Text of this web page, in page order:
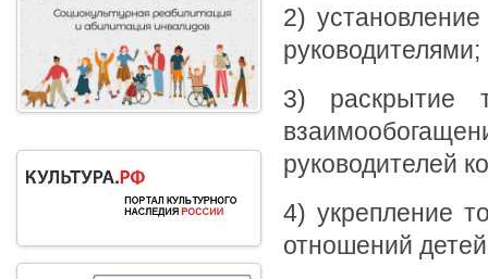
2)
руководителями;
3) раскрытие
руководителей
4) укрепление
отношений